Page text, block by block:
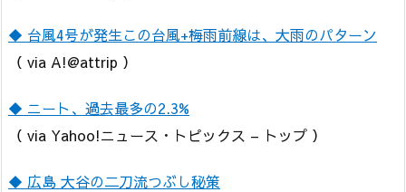
◆ 台風4号が発生この台風+梅雨前線は、大雨のパターン
（ via A!@attrip ）
◆ ニート、過去最多の2.3%
（ via Yahoo!ニュース・トピックス – トップ ）
◆ 広島 大谷の二刀流つぶし秘策